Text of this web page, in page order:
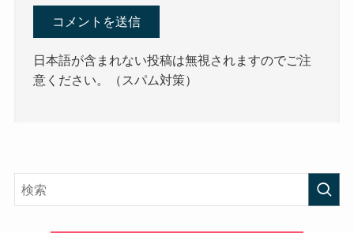
日本語が含まれない投稿は無視されますのでご注
意ください。（スパム対策）